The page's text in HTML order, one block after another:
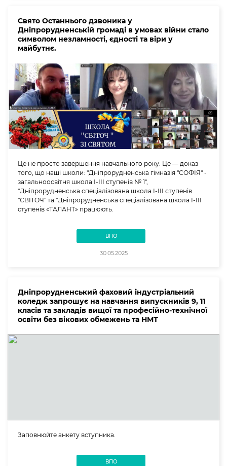
Свято Останнього дзвоника у
Дніпрорудненській громаді в умовах війни стало
символом незламності, єдності та віри у
майбутнє.
Це не просто завершення навчального року. Це — доказ
того, що наші школи: "Дніпрорудненська гімназія "СОФІЯ" -
загальноосвітня школа І-ІІІ ступенів № 1",
"Дніпрорудненська спеціалізована школа І-ІІІ ступенів
"СВІТОЧ" та "Дніпрорудненська спеціалізована школа І-ІІІ
ступенів «ТАЛАНТ» працюють.
ВПО
30.05.2025
Дніпрорудненський фаховий індустріальний
коледж запрошує на навчання випускників 9, 11
класів та закладів вищої та професійно-технічної
освіти без вікових обмежень та НМТ
Заповнюйте анкету вступника.
ВПО